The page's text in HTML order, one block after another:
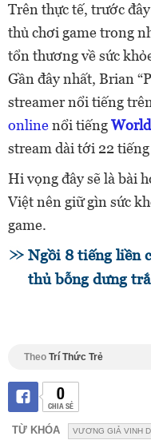
Trên thực tế, trước
thủ chơi game trong
tổn thương về sức
Gần đây nhất, Brian
streamer nổi tiếng
onlinenổi tiếng
stream dài tới 22
Hi vọng đây sẽ là bài
Việt nên giữ gìn sức
game.
Ngồi 8 tiếng liền
thủ bỗng dưng
Theo Trí Thức Trẻ
0
CHIA SẺ
TỪ KHÓA VƯƠNG GIẢ VINH